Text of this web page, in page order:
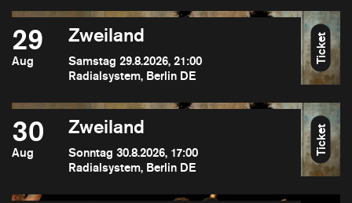
29
Aug
Zweiland
Samstag 29.8.2026, 21:00
Radialsystem, Berlin DE
Ticket
30
Aug
Zweiland
Sonntag 30.8.2026, 17:00
Radialsystem, Berlin DE
Ticket